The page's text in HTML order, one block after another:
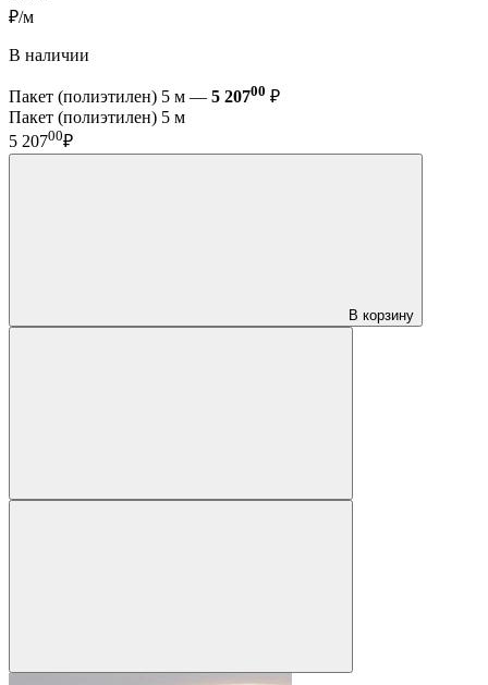
₽/м
В наличии
Пакет (полиэтилен) 5 м — 5 20700 ₽
Пакет (полиэтилен) 5 м
5 20700₽
В корзину